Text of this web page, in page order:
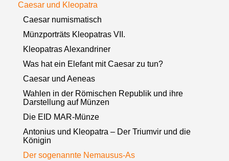
Caesar und Kleopatra
Caesar numismatisch
Münzporträts Kleopatras VII.
Kleopatras Alexandriner
Was hat ein Elefant mit Caesar zu tun?
Caesar und Aeneas
Wahlen in der Römischen Republik und ihre
Darstellung auf Münzen
Die EID MAR-Münze
Antonius und Kleopatra – Der Triumvir und die
Königin
Der sogenannte Nemausus-As